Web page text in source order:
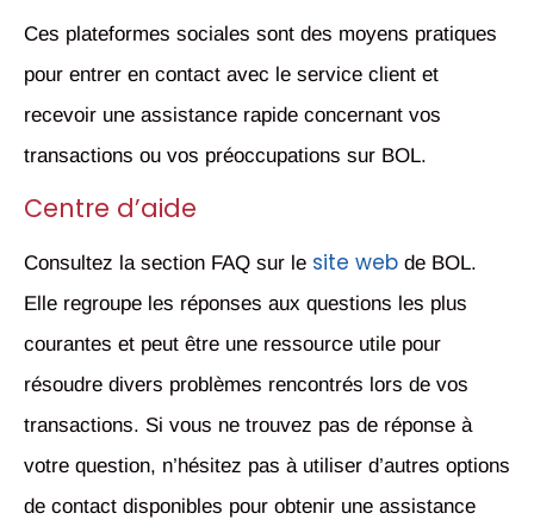
Ces plateformes sociales sont des moyens pratiques
pour entrer en contact avec le service client et
recevoir une assistance rapide concernant vos
transactions ou vos préoccupations sur BOL.
Centre d’aide
Consultez la section FAQ sur le site web de BOL.
Elle regroupe les réponses aux questions les plus
courantes et peut être une ressource utile pour
résoudre divers problèmes rencontrés lors de vos
transactions. Si vous ne trouvez pas de réponse à
votre question, n’hésitez pas à utiliser d’autres options
de contact disponibles pour obtenir une assistance